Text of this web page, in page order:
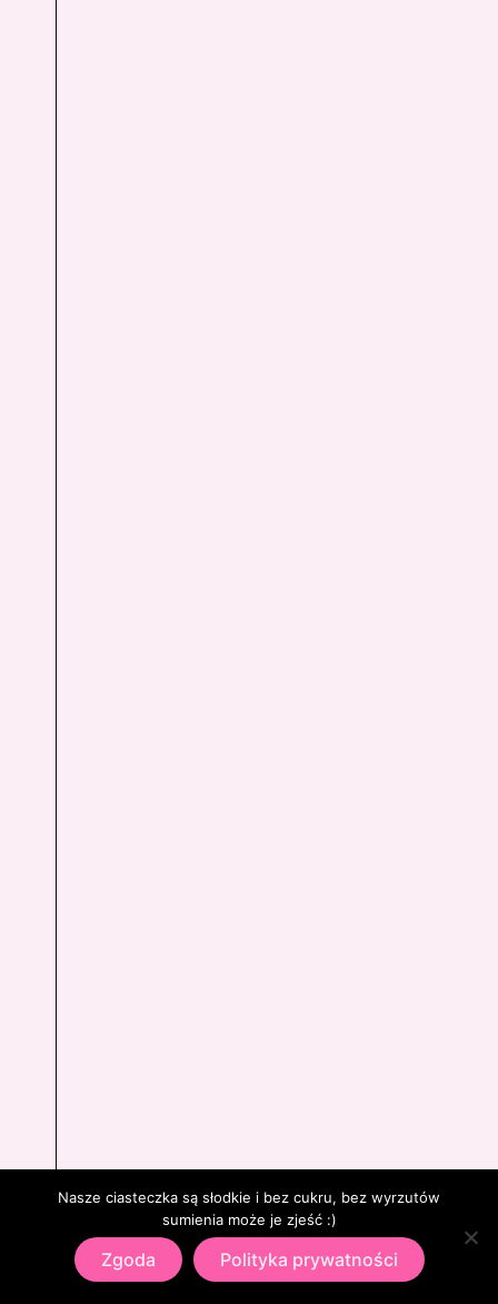
Nasze ciasteczka są słodkie i bez cukru, bez wyrzutów
sumienia może je zjeść :)
Zgoda Polityka prywatności